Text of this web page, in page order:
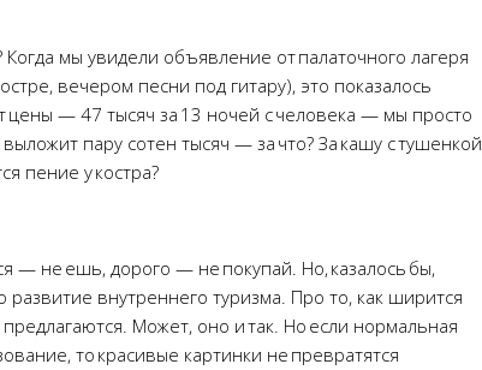
мы увидели объявление от палаточного лагеря
вечером песни под гитару), это показалось
цены — 47 тысяч за 13 ночей с человека — мы просто
пару сотен тысяч — за что? За кашу с тушенкой
пение у костра?
— не ешь, дорого — не покупай. Но, казалось бы,
развитие внутреннего туризма. Про то, как ширится
Может, оно и так. Но если нормальная
то красивые картинки не превратятся